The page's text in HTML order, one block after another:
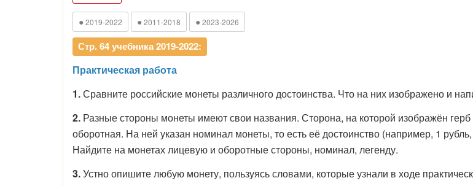
● 2019-2022 ● 2011-2018 ● 2023-2026
Стр. 64 учебника 2019-2022:
Практическая работа
1.Сравните российские монеты различного достоинства. Что на них изображено и
2. Разные стороны монеты имеют свои названия. Сторона, на которой изображён
оборотная. На ней указан номинал монеты, то есть её достоинство (например, 1
Найдите на монетах лицевую и оборотные стороны, номинал, легенду.
3.Устно опишите любую монету, пользуясь словами, которые узнали в ходе